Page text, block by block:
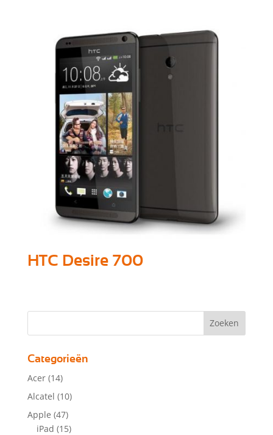
HTC Desire 700
Categorieën
Acer (14)
Alcatel (10)
Apple (47)
iPad (15)